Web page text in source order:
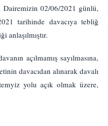
Dairemizin 02/06/2021 günlü,
tarihinde davacıya tebliğ
anlaşılmıştır.
açılmamış sayılmasına,
davacıdan alınarak davalı
yolu açık olmak üzere,